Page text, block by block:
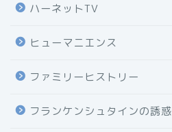
ハーネットTV
ヒューマニエンス
ファミリーヒストリー
フランケンシュタインの誘惑